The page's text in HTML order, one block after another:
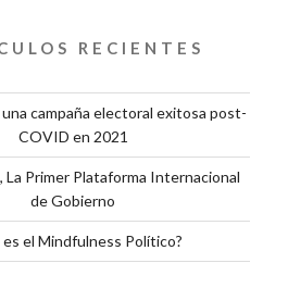
RECIENTES
campaña electoral exitosa post-
COVID en 2021
La Primer Plataforma Internacional
de Gobierno
es el Mindfulness Político?